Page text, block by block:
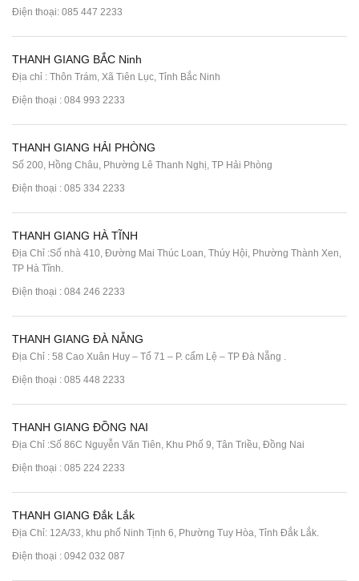
Điện thoại: 085 447 2233
THANH GIANG BẮC Ninh
Địa chỉ : Thôn Trám, Xã Tiên Lục, Tỉnh Bắc Ninh
Điện thoại : 084 993 2233
THANH GIANG HẢI PHÒNG
Số 200, Hồng Châu, Phường Lê Thanh Nghị, TP Hải Phòng
Điện thoại : 085 334 2233
THANH GIANG HÀ TĨNH
Địa Chỉ :Số nhà 410, Đường Mai Thúc Loan, Thúy Hội, Phường Thành Xen,
TP Hà Tĩnh.
Điện thoại : 084 246 2233
THANH GIANG ĐÀ NẴNG
Địa Chỉ : 58 Cao Xuân Huy – Tổ 71 – P. cẩm Lệ – TP Đà Nẵng .
Điện thoại : 085 448 2233
THANH GIANG ĐỒNG NAI
Địa Chỉ :Số 86C Nguyễn Văn Tiên, Khu Phố 9, Tân Triều, Đồng Nai
Điện thoại : 085 224 2233
THANH GIANG Đắk Lắk
Địa Chỉ: 12A/33, khu phố Ninh Tịnh 6, Phường Tuy Hòa, Tỉnh Đắk Lắk.
Điện thoại : 0942 032 087